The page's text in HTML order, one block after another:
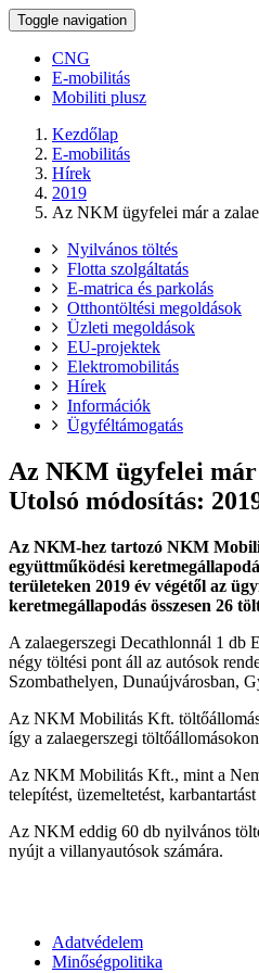
Toggle navigation
CNG
E-mobilitás
Mobiliti plusz
Kezdőlap
E-mobilitás
Hírek
2019
Az NKM ügyfelei már a
Nyilvános töltés
Flotta szolgáltatás
E-matrica és parkolás
Otthontöltési megoldások
Üzleti megoldások
EU-projektek
Elektromobilitás
Hírek
Információk
Ügyféltámogatás
Az NKM ügyfelei
Utolsó módosítás:
Az NKM-hez tartozó NKM
együttműködési
területeken 2019 év végétől az
keretmegállapodás összesen 26
A zalaegerszegi Decathlonnál 1
négy töltési pont áll az autósok
Szombathelyen, Dunaújvárosban,
Az NKM Mobilitás Kft.
így a zalaegerszegi
Az NKM Mobilitás Kft., mint a
telepítést, üzemeltetést,
Az NKM eddig 60 db nyilvános
nyújt a villanyautósok számára.
Adatvédelem
Minőségpolitika